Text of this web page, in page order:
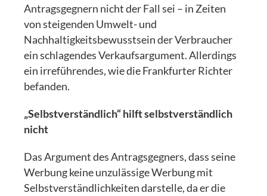
Antragsgegnern nicht der Fall sei – in Zeiten
von steigenden Umwelt- und
Nachhaltigkeitsbewusstsein der Verbraucher
ein schlagendes Verkaufsargument. Allerdings
ein irreführendes, wie die Frankfurter Richter
befanden.
„Selbstverständlich“ hilft selbstverständlich
nicht
Das Argument des Antragsgegners, dass seine
Werbung keine unzulässige Werbung mit
Selbstverständlichkeiten darstelle, da er die